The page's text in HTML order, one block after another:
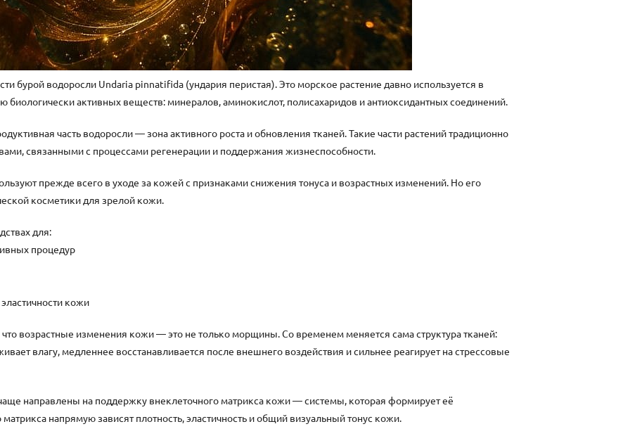
бурой водоросли Undaria pinnatifida (ундария перистая). Это морское растение давно используется в
активных веществ: минералов, аминокислот, полисахаридов и антиоксидантных соединений.
часть водоросли — зона активного роста и обновления тканей. Такие части растений традиционно
связанными с процессами регенерации и поддержания жизнеспособности.
прежде всего в уходе за кожей с признаками снижения тонуса и возрастных изменений. Но его
косметики для зрелой кожи.
для:
процедур
кожи
возрастные изменения кожи — это не только морщины. Со временем меняется сама структура тканей:
влагу, медленнее восстанавливается после внешнего воздействия и сильнее реагирует на стрессовые
направлены на поддержку внеклеточного матрикса кожи — системы, которая формирует её
напрямую зависят плотность, эластичность и общий визуальный тонус кожи.